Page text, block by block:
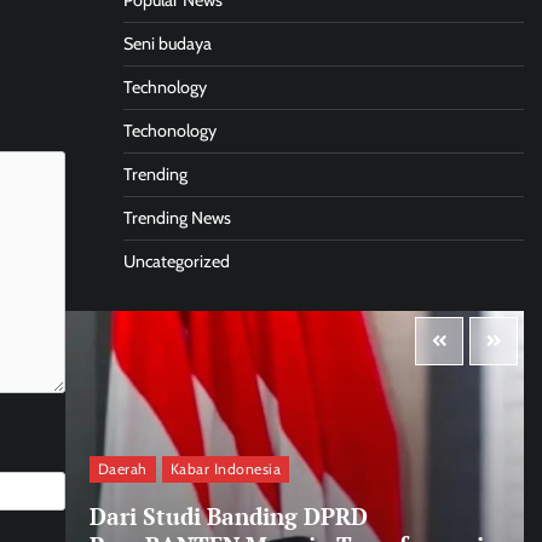
Seni budaya
Technology
Techonology
Trending
Trending News
Uncategorized
Daerah Kabar Indonesia
Dari Studi Banding DPRD